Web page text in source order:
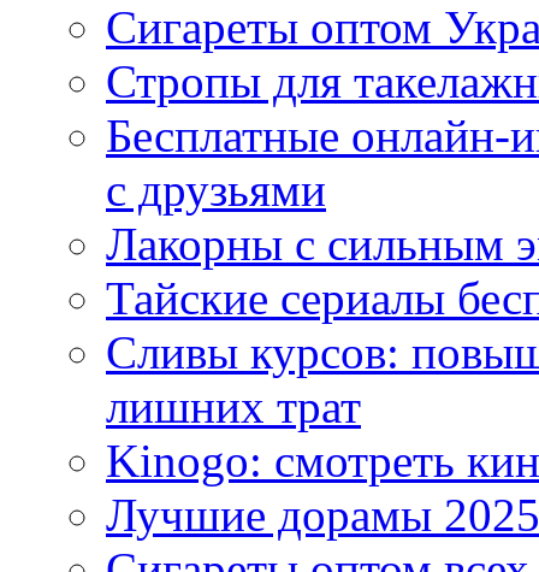
Сигареты оптом
Стропы для
Бесплатные
с друзьями
Лакорны с сильным
Тайские сериалы
Сливы курсов:
лишних трат
Kinogo: смотреть
Лучшие дорамы